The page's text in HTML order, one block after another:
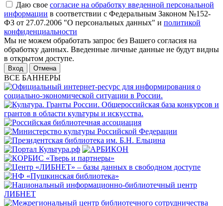
Даю свое согласие на обработку введенной персональной
информации в соответствии с Федеральным Законом №152-
ФЗ от 27.07.2006 "О персональных данных" и политикой
конфиденциальности
Мы не можем обработать запрос без Вашего согласия на
обработку данных. Введенные личные данные не будут видны
в открытом доступе.
Отмена
ВСЕ БАННЕРЫ